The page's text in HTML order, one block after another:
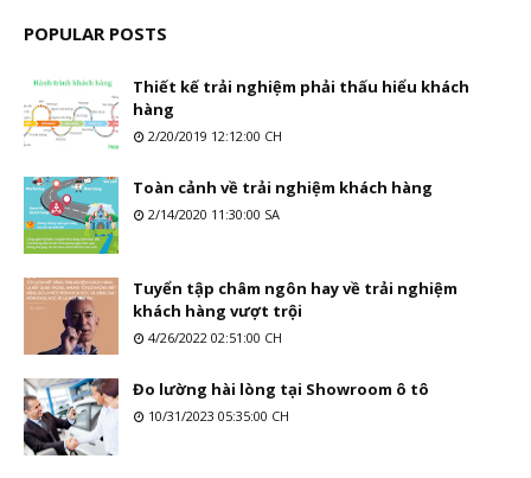
POPULAR POSTS
Thiết kế trải nghiệm phải thấu hiểu khách
hàng
2/20/2019 12:12:00 CH
Toàn cảnh về trải nghiệm khách hàng
2/14/2020 11:30:00 SA
Tuyển tập châm ngôn hay về trải nghiệm
khách hàng vượt trội
4/26/2022 02:51:00 CH
Đo lường hài lòng tại Showroom ô tô
10/31/2023 05:35:00 CH